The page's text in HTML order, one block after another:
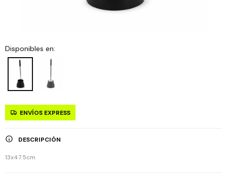
Disponibles en:
ENVÍOS EXPRESS
DESCRIPCIÓN
13x47.5cm